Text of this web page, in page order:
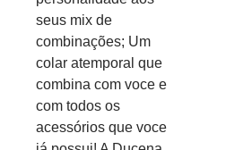
seus mix de
combinações; Um
colar atemporal que
combina com voce e
com todos os
acessórios que voce